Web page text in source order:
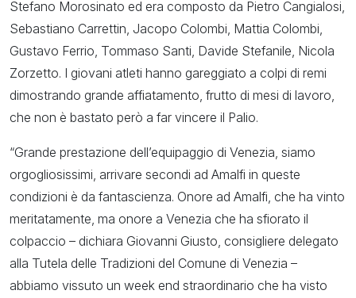
Stefano Morosinato ed era composto da Pietro Cangialosi,
Sebastiano Carrettin, Jacopo Colombi, Mattia Colombi,
Gustavo Ferrio, Tommaso Santi, Davide Stefanile, Nicola
Zorzetto. I giovani atleti hanno gareggiato a colpi di remi
dimostrando grande affiatamento, frutto di mesi di lavoro,
che non è bastato però a far vincere il Palio.
“Grande prestazione dell’equipaggio di Venezia, siamo
orgogliosissimi, arrivare secondi ad Amalfi in queste
condizioni è da fantascienza. Onore ad Amalfi, che ha vinto
meritatamente, ma onore a Venezia che ha sfiorato il
colpaccio – dichiara Giovanni Giusto, consigliere delegato
alla Tutela delle Tradizioni del Comune di Venezia –
abbiamo vissuto un week end straordinario che ha visto